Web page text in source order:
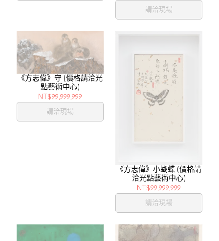
請洽現場
《方志偉》守 (價格請洽光
點藝術中心)
NT$99,999,999
請洽現場
《方志偉》小蝴蝶 (價格請
洽光點藝術中心)
NT$99,999,999
請洽現場